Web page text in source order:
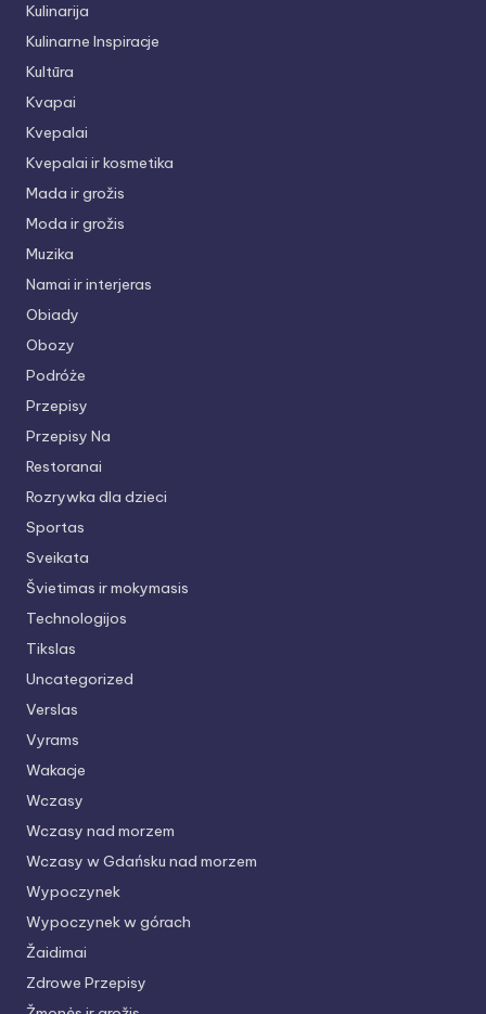
Kulinarija
Kulinarne Inspiracje
Kultūra
Kvapai
Kvepalai
Kvepalai ir kosmetika
Mada ir grožis
Moda ir grožis
Muzika
Namai ir interjeras
Obiady
Obozy
Podróże
Przepisy
Przepisy Na
Restoranai
Rozrywka dla dzieci
Sportas
Sveikata
Švietimas ir mokymasis
Technologijos
Tikslas
Uncategorized
Verslas
Vyrams
Wakacje
Wczasy
Wczasy nad morzem
Wczasy w Gdańsku nad morzem
Wypoczynek
Wypoczynek w górach
Žaidimai
Zdrowe Przepisy